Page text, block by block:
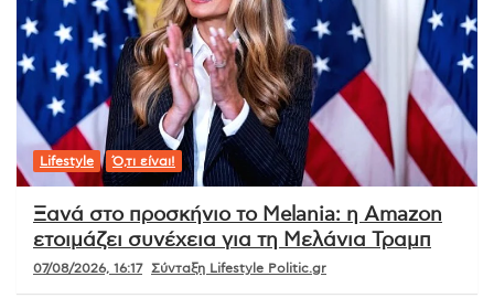
Lifestyle Ό,τι είναι!
Ξανά στο προσκήνιο το Melania: η Amazon
ετοιμάζει συνέχεια για τη Μελάνια Τραμπ
07/08/2026, 16:17 Σύνταξη Lifestyle Politic.gr